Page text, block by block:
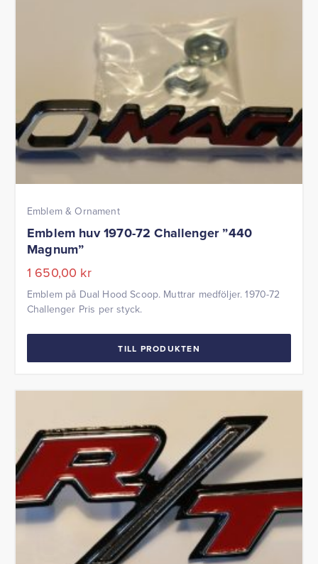
Emblem & Ornament
Emblem huv 1970-72 Challenger ”440
Magnum”
1 650,00 kr
Emblem på Dual Hood Scoop. Muttrar medföljer. 1970-72
Challenger Pris per styck.
TILL PRODUKTEN